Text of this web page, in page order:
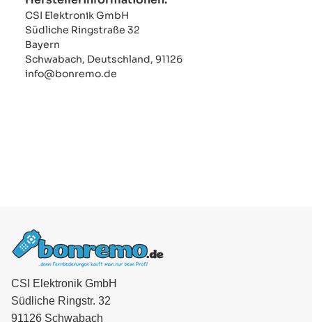
CSI Elektronik GmbH
Südliche Ringstraße 32
Bayern
Schwabach, Deutschland, 91126
info@bonremo.de
CSI Elektronik GmbH
Südliche Ringstr. 32
91126 Schwabach